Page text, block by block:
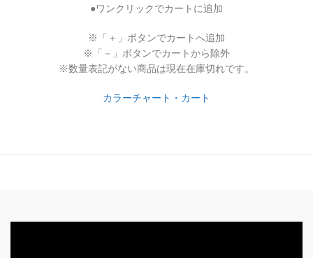
●ワンクリックでカートに追加
※「＋」ボタンでカートへ追加
※「－」ボタンでカートから除外
※数量表記がない商品は現在在庫切れです。
カラーチャート・カート